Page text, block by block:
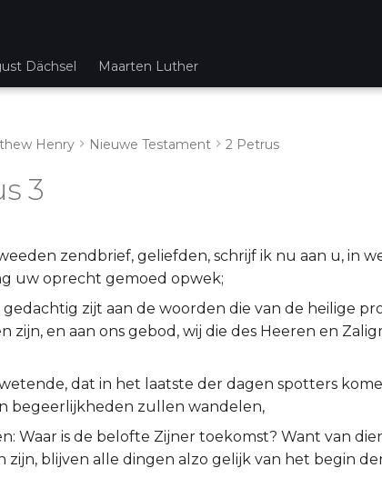
Dächsel Maarten Luther
Henry Nieuwe Testament 2 Petrus
3
zendbrief, geliefden, schrijf ik nu aan u, in
uw oprecht gemoed opwek;
zijt aan de woorden die van de heilige
zijn, en aan ons gebod, wij die des Heeren en
dat in het laatste der dagen spotters
begeerlijkheden zullen wandelen,
Waar is de belofte Zijner toekomst? Want van
zijn, blijven alle dingen alzo gelijk van het begin